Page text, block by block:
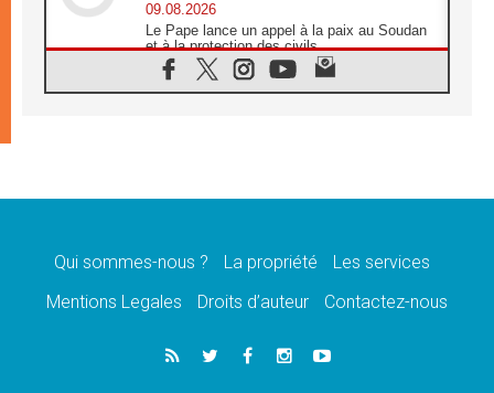
09.08.2026
Le Pape lance un appel à la paix au Soudan
et à la protection des civils
09.08.2026
Déclaration d'Addis-Abeba du SCEAM sur
08.08.2026
08.08.2026
la victoire de l'amour sur la mort
«Relancer l'empathie», le projet Triennal d'art
des Universités catholiques
Qui sommes-nous ? La propriété
Les services
Mentions Legales
Droits d’auteur Contactez-nous